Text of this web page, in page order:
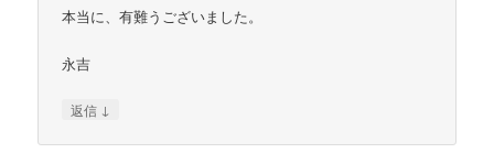
本当に、有難うございました。
永吉
返信 ↓